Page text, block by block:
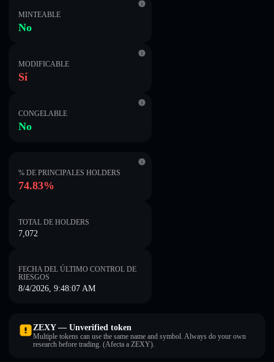
MINTEABLE
No
MODIFICABLE
Sí
CONGELABLE
No
% DE PRINCIPALES HOLDERS
74.83%
TOTAL DE HOLDERS
7,072
FECHA DEL ÚLTIMO CONTROL DE
RIESGOS
8/4/2026, 9:48:07 AM
ZEXY — Unverified token
Multiple tokens can use the same name and symbol. Always do your own
research before trading. (Afecta a ZEXY).